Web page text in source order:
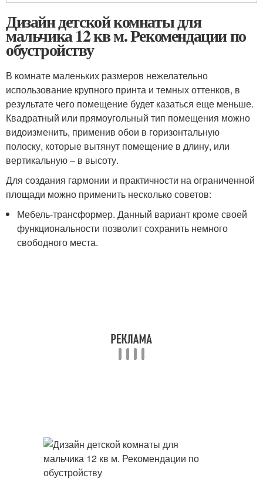
Дизайн детской комнаты для
мальчика 12 кв м. Рекомендации по
обустройству
В комнате маленьких размеров нежелательно
использование крупного принта и темных оттенков, в
результате чего помещение будет казаться еще меньше.
Квадратный или прямоугольный тип помещения можно
видоизменить, применив обои в горизонтальную
полоску, которые вытянут помещение в длину, или
вертикальную – в высоту.
Для создания гармонии и практичности на ограниченной
площади можно применить несколько советов:
Мебель-трансформер. Данный вариант кроме своей
функциональности позволит сохранить немного
свободного места.